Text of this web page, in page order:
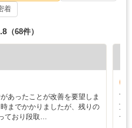
着
（68件）
あったことが改善を要望しま
までかかりましたが、残りの
ており段取…
7月
頂
ー